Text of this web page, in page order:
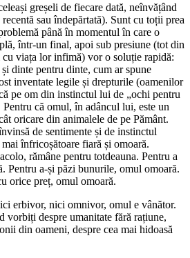
greșeli de fiecare dată, neînvățând
sau îndepărtată). Sunt cu toții prea
până în momentul în care o
într-un final, apoi sub presiune (tot din
cu viața lor infimă) vor o soluție rapidă:
dinte pentru dinte, cum ar spune
inventate legile și drepturile (oamenilor
pe om din instinctul lui de „ochi pentru
că omul, în adâncul lui, este un
oricare din animalele de pe Pământ.
de sentimente și de instinctul
înfricoșătoare fiară și omoară.
rămâne pentru totdeauna. Pentru a
Pentru a-și păzi bunurile, omul omoară.
orice preț, omul omoară.
erbivor, nici omnivor, omul e vânător.
vorbiți despre umanitate fără rațiune,
din oameni, despre cea mai hidoasă